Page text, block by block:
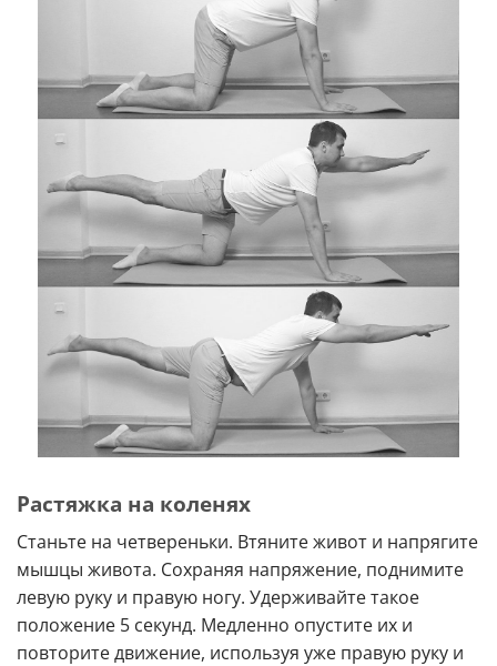
Растяжка на коленях
Станьте на четвереньки. Втяните живот и напрягите
мышцы живота. Сохраняя напряжение, поднимите
левую руку и правую ногу. Удерживайте такое
положение 5 секунд. Медленно опустите их и
повторите движение, используя уже правую руку и